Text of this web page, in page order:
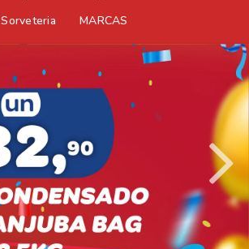
Sorveteria MARCAS